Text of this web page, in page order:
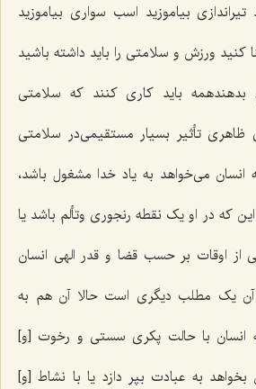
تیراندازی بیاموزید اسب سواری بیاموزید
کنید ورزش و سلامتی را باید داشته باشید
بدهندهمه باید کاری کنند که سلامتی
ظاهری تأثیر بسیار مستقیمی‌در سلامتی
انسان می‌خواهد به یاد خدا مشغول باشد،
که در او یک نقطه رنجوری وتألم باشد یا
از اوقات بر حسب قضا و قدر الهی انسان
آن یک مطلب دیگری است حالا آن هم به
انسان با حالت پکری سستی و رخوت [و]
به عبادت بپر دازد یا با نشاط [و]